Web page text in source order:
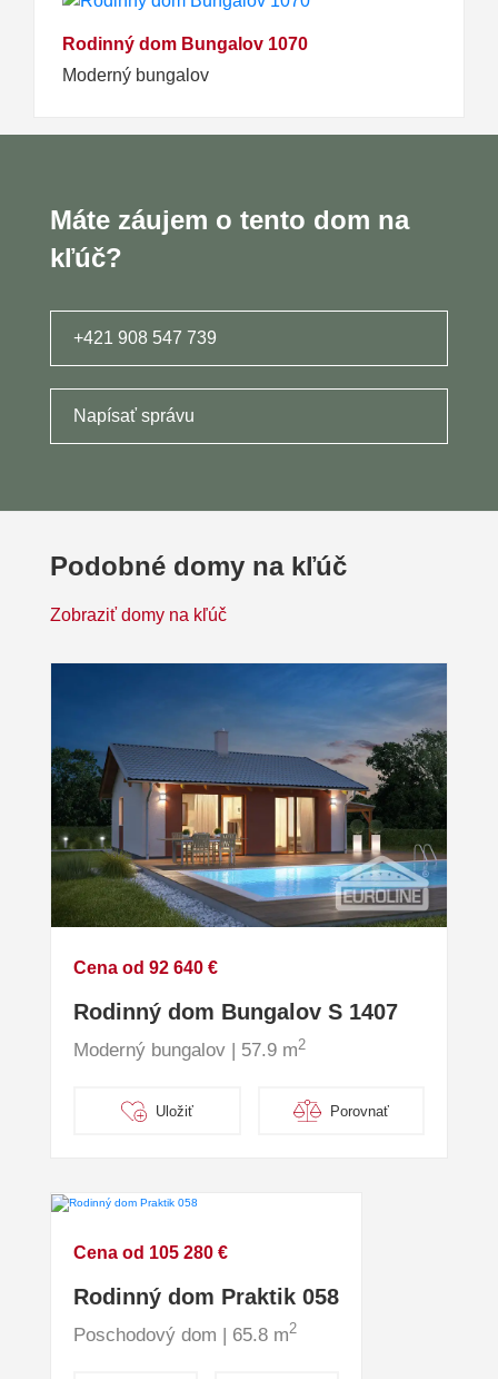
Rodinný dom Bungalov 1070
Moderný bungalov
Máte záujem o tento dom na
kľúč?
+421 908 547 739
Napísať správu
Podobné domy na kľúč
Zobraziť domy na kľúč
Cena od 92 640 €
Rodinný dom Bungalov S 1407
Moderný bungalov | 57.9 m2
Uložiť Porovnať
Cena od 105 280 €
Rodinný dom Praktik 058
Poschodový dom | 65.8 m2